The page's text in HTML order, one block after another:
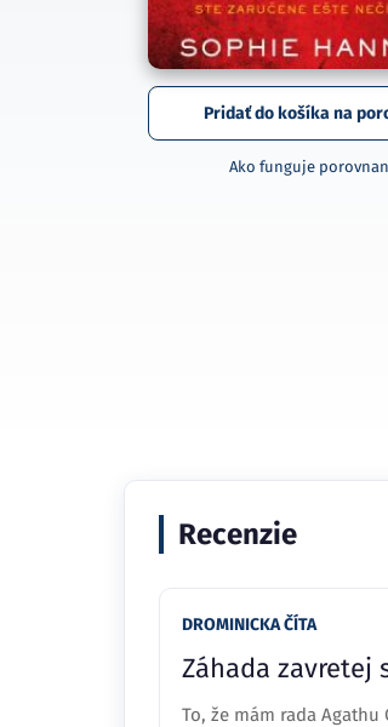
Pridať do košíka na
Ako funguje
Recenzie
DROMINICKA ČÍTA
Záhada zavretej
To, že mám rada